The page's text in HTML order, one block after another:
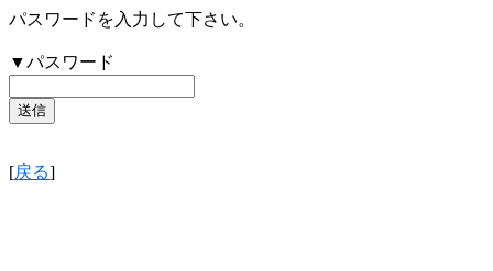
パスワードを入力して下さい。
▼パスワード
[戻る]